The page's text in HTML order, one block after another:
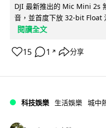
DJI 最新推出的 Mic Mini 2s
音，並首度下放 32-bit Float
閱讀全文
15 1 ↗ 分享
科技娛樂 生活娛樂 城中